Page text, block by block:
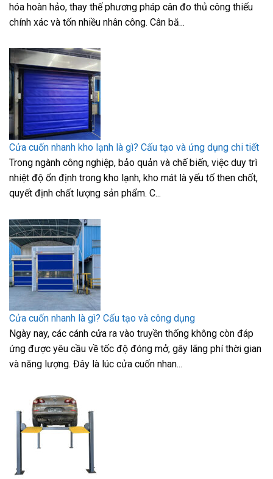
hóa hoàn hảo, thay thế phương pháp cân đo thủ công thiếu
chính xác và tốn nhiều nhân công. Cân bă...
Cửa cuốn nhanh kho lạnh là gì? Cấu tạo và ứng dụng chi tiết
Trong ngành công nghiệp, bảo quản và chế biến, việc duy trì
nhiệt độ ổn định trong kho lạnh, kho mát là yếu tố then chốt,
quyết định chất lượng sản phẩm. C...
Cửa cuốn nhanh là gì? Cấu tạo và công dụng
Ngày nay, các cánh cửa ra vào truyền thống không còn đáp
ứng được yêu cầu về tốc độ đóng mở, gây lãng phí thời gian
và năng lượng. Đây là lúc cửa cuốn nhan...